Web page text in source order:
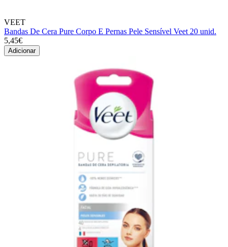
VEET
Bandas De Cera Pure Corpo E Pernas Pele Sensível Veet 20 unid.
5,45€
Adicionar